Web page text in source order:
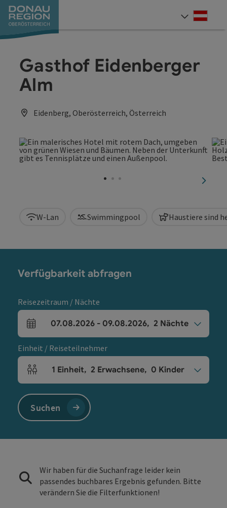
Zum Inhalt
Zur Navigation
Zum Seitenanfang
Zur Kontaktseite
Zum Impressum
Zur Startseite
Gasthof Eidenberger
Alm
Eidenberg, Oberösterreich, Österreich
W-Lan Swimmingpool Haustiere sind
Verfügbarkeit abfragen
Reisezeitraum / Nächte
An- und Abreisefelder
07.08.2026 - 09.08.2026, 2 Nächte
Einheit / Reiseteilnehmer
Einheitenanzahl und Personenfelder
1 Einheit, 2 Erwachsene, 0 Kinder
Suchen
Wir haben für die Suchanfrage leider kein
passendes buchbares Ergebnis gefunden. Bitte
verändern Sie die Filterfunktionen!